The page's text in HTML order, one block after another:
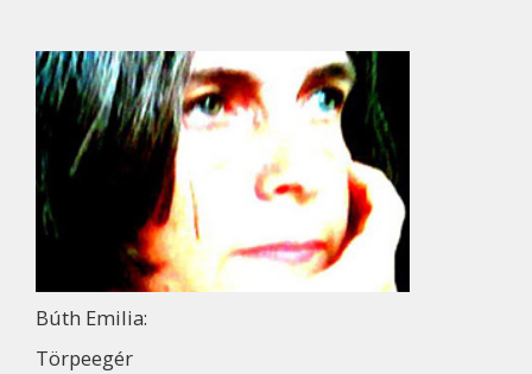
Búth Emilia:
Törpeegér